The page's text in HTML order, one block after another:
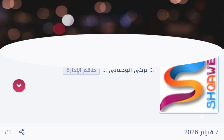
.:: تركي الودعاني ::. طاقم الإدارة
7 فبراير 2026 #1